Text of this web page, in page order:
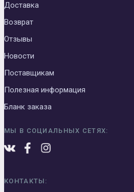
Доставка
Возврат
Отзывы
Новости
Поставщикам
Полезная информация
Бланк заказа
МЫ В СОЦИАЛЬНЫХ СЕТЯХ:
КОНТАКТЫ: